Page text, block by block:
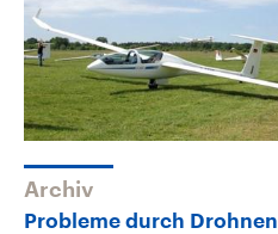
Archiv
Probleme durch Drohnen